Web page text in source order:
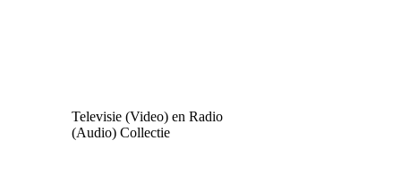
Televisie (Video) en Radio
(Audio) Collectie